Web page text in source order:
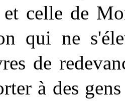
et celle de
qui ne
de
à des